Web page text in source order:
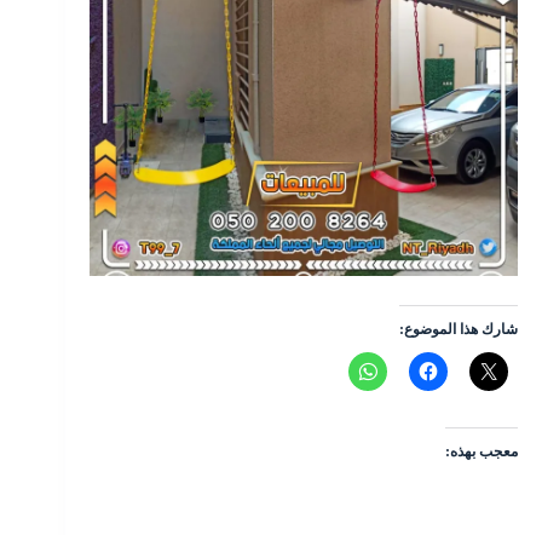
شارك هذا الموضوع:
معجب بهذه: